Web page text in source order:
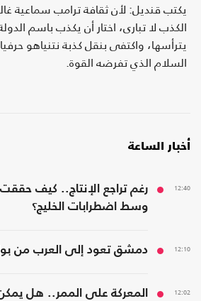
يكتب قنديل: لأن ثقافة ترامب سماعية
الكذب لا تبارى، اختار أن يكذب باسم
يترأسها، واكتفى بنقل كذبة نتنياهو
السلام الذي تفرضه القوة.
أخبار الساعة
12:40
رغم تراجع الإنتاج.. كيف حققت
وسط اضطرابات الخليج؟
12:10 دمشق تعود إلى العرب من
12:02
المعركة على الممر.. هل